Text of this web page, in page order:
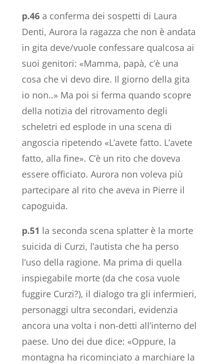
p.46a conferma dei sospetti di Laura
Denti, Aurora la ragazza che non è andata
in gita deve/vuole confessare qualcosa ai
suoi genitori: «Mamma, papà, c’è una
cosa che vi devo dire. Il giorno della gita
io non..» Ma poi si ferma quando scopre
della notizia del ritrovamento degli
scheletri ed esplode in una scena di
angoscia ripetendo «L’avete fatto. L’avete
fatto, alla fine». C’è un rito che doveva
essere officiato. Aurora non voleva più
partecipare al rito che aveva in Pierre il
capoguida.
p.51 la seconda scena splatter è la morte
suicida di Curzi, l’autista che ha perso
l’uso della ragione. Ma prima di quella
inspiegabile morte (da che cosa vuole
fuggire Curzi?), il dialogo tra gli infermieri,
personaggi ultra secondari, evidenzia
ancora una volta i non-detti all’interno del
paese. Uno dei due dice: «Oppure, la
montagna ha ricominciato a marchiare la